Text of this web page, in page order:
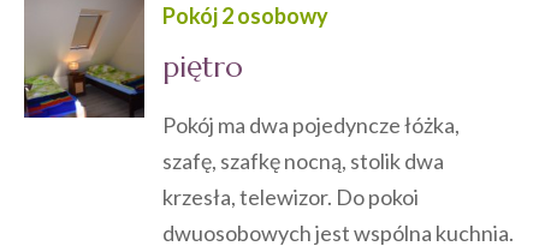
Pokój 2 osobowy
piętro
Pokój ma dwa pojedyncze łóżka,
szafę, szafkę nocną, stolik dwa
krzesła, telewizor. Do pokoi
dwuosobowych jest wspólna kuchnia.